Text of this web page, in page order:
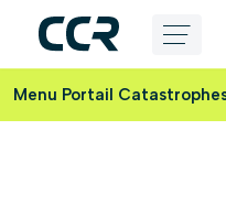
au
Menu Portail
Panneau de gestion des